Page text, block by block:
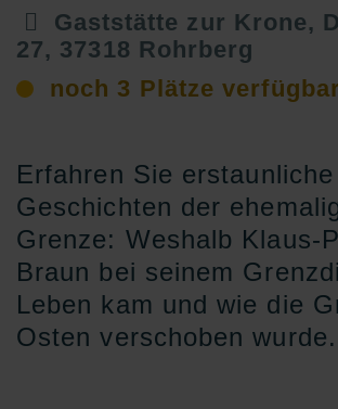
Gaststätte zur Krone,
27, 37318 Rohrberg
noch 3 Plätze verfügbar
Erfahren Sie erstaunliche
Geschichten der
Grenze: Weshalb Klaus-
Braun bei seinem
Leben kam und wie die
Osten verschoben wurde.